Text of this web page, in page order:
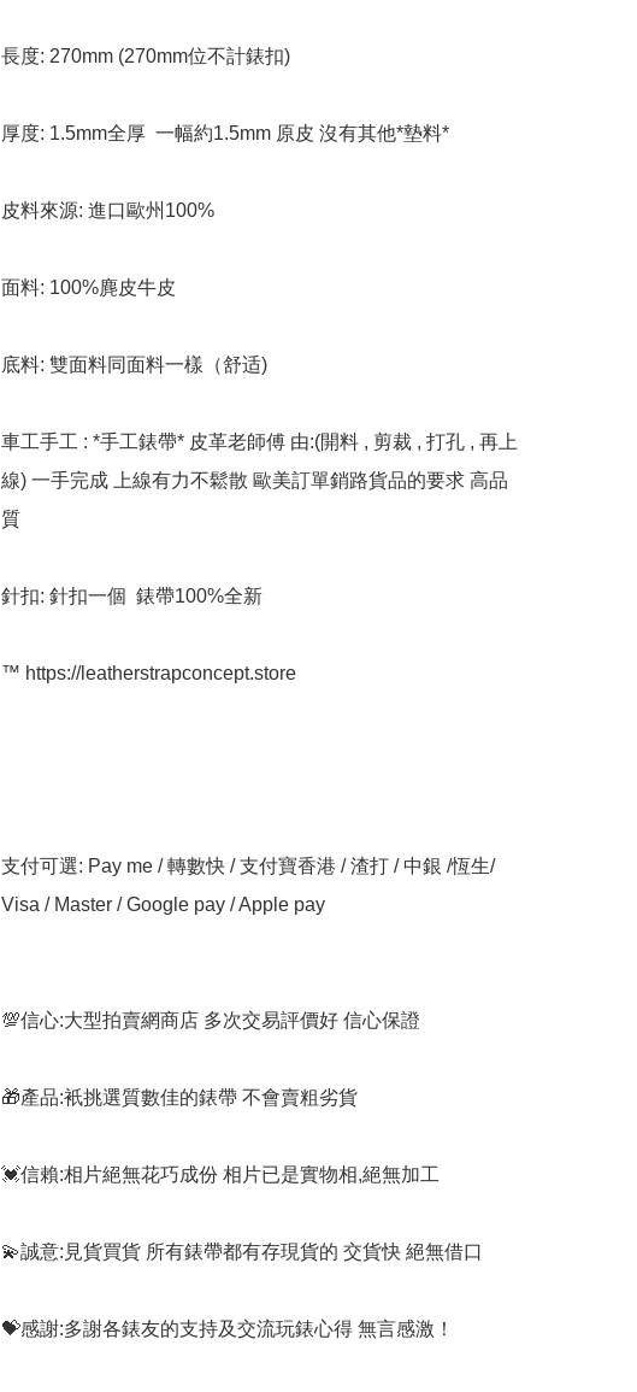
長度: 270mm (270mm位不計錶扣)
厚度: 1.5mm全厚  一幅約1.5mm 原皮 沒有其他*墊料*
皮料來源: 進口歐州100%
面料: 100%麂皮牛皮
底料: 雙面料同面料一樣（舒适)
車工手工 : *手工錶帶* 皮革老師傅 由:(開料 , 剪裁 , 打孔 , 再上
線) 一手完成 上線有力不鬆散 歐美訂單銷路貨品的要求 高品
質
針扣: 針扣一個  錶帶100%全新
™️ https://leatherstrapconcept.store
支付可選: Pay me / 轉數快 / 支付寶香港 / 渣打 / 中銀 /恆生/
Visa / Master / Google pay / Apple pay
💯信心:大型拍賣網商店 多次交易評價好 信心保證
🎁產品:衹挑選質數佳的錶帶 不會賣粗劣貨
💓信賴:相片絕無花巧成份 相片已是實物相,絕無加工
💫誠意:見貨買貨 所有錶帶都有存現貨的 交貨快 絕無借口
💝感謝:多謝各錶友的支持及交流玩錶心得 無言感激！